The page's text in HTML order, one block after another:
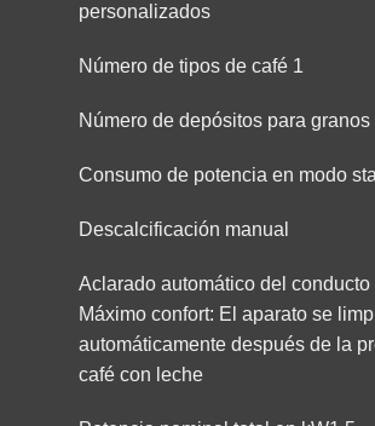
personalizados
Número de tipos de café 1
Número de depósitos para granos
Consumo de potencia en modo
Descalcificación manual
Aclarado automático del
Máximo confort: El aparato se
automáticamente después de la
café con leche